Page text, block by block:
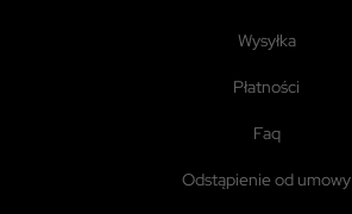
wysyłka
płatności
faq
odstąpienie od umowy